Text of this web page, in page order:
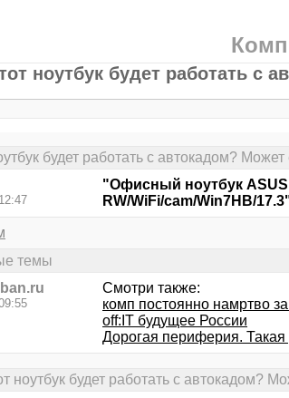
ноутбук будет работать с
будет работать с автокадом?
"Офисный ноутбук ASUS
RW/WiFi/cam/Win7HB/
темы
Смотри также:
комп постоянно намртво
off:IT будущее России
Дорогая периферия.
ноутбук будет работать с автокадом?